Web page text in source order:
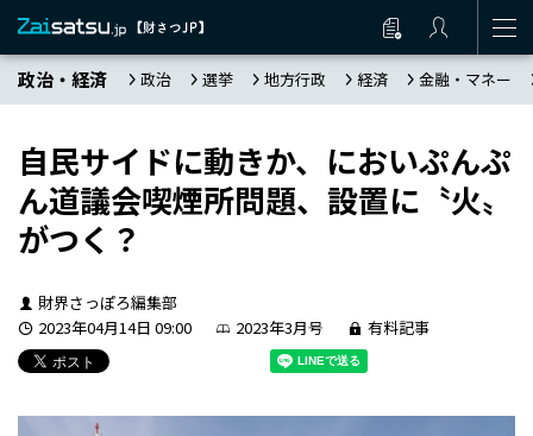
政治・経済 政治 選挙 地方行政 経済 金融・マネー
自民サイドに動きか、においぷんぷ
ん道議会喫煙所問題、設置に〝火〟
がつく？
財界さっぽろ編集部
2023年04月14日 09:00
2023年3月号 有料記事